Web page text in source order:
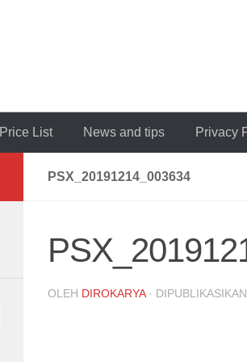
Price List News and tips Privacy
PSX_20191214_003634
OLEH DIROKARYA · DIPUBLIKASIKAN